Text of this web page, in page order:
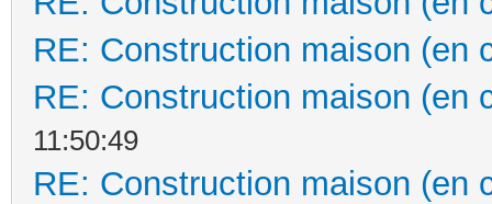
RE: Construction maison (en
RE: Construction maison (en
11:50:49
RE: Construction maison (en